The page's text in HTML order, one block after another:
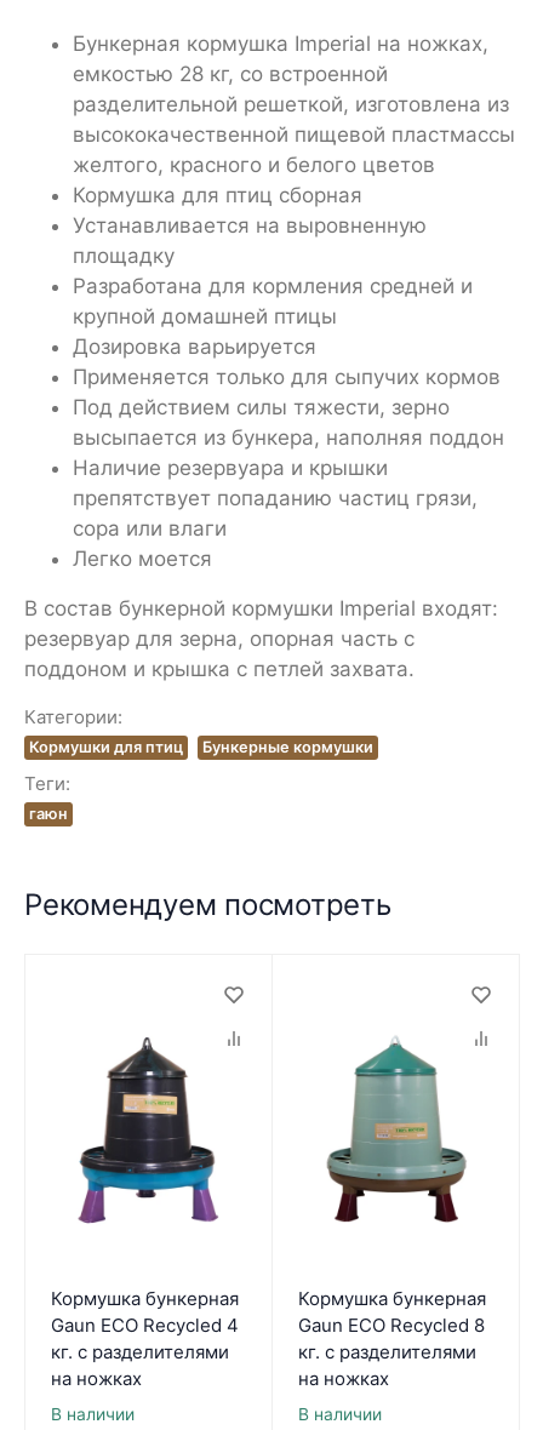
Бункерная кормушка Imperial на ножках,
емкостью 28 кг, со встроенной
разделительной решеткой, изготовлена из
высококачественной пищевой пластмассы
желтого, красного и белого цветов
Кормушка для птиц сборная
Устанавливается на выровненную
площадку
Разработана для кормления средней и
крупной домашней птицы
Дозировка варьируется
Применяется только для сыпучих кормов
Под действием силы тяжести, зерно
высыпается из бункера, наполняя поддон
Наличие резервуара и крышки
препятствует попаданию частиц грязи,
сора или влаги
Легко моется
В состав бункерной кормушки Imperial входят:
резервуар для зерна, опорная часть с
поддоном и крышка с петлей захвата.
Категории:
Кормушки для птиц Бункерные кормушки
Теги:
гаюн
Рекомендуем посмотреть
Кормушка бункерная
Gaun ECO Recycled 4
кг. с разделителями
на ножках
В наличии
Кормушка бункерная
Gaun ECO Recycled 8
кг. с разделителями
на ножках
В наличии